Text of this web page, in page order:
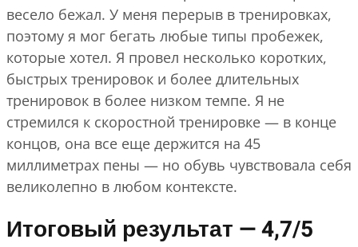
весело бежал. У меня перерыв в тренировках,
поэтому я мог бегать любые типы пробежек,
которые хотел. Я провел несколько коротких,
быстрых тренировок и более длительных
тренировок в более низком темпе. Я не
стремился к скоростной тренировке — в конце
концов, она все еще держится на 45
миллиметрах пены — но обувь чувствовала себя
великолепно в любом контексте.
Итоговый результат — 4,7/5